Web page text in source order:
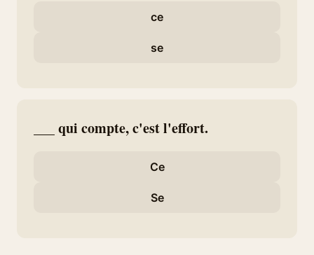
ce
se
___ qui compte, c'est l'effort.
Ce
Se